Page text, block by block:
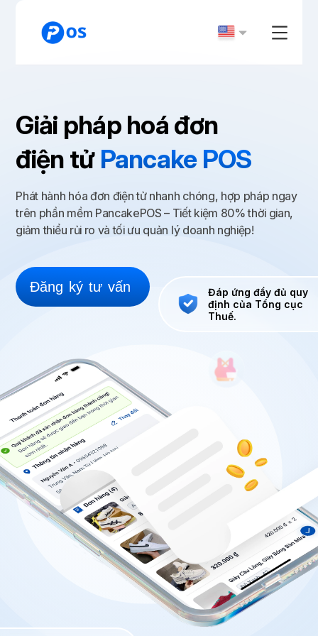
Giải pháp hoá đơn
điện tử Pancake POS
Phát hành hóa đơn điện tử nhanh chóng, hợp pháp ngay
trên phần mềm PancakePOS – Tiết kiệm 80% thời gian,
giảm thiểu rủi ro và tối ưu quản lý doanh nghiệp!
Đăng ký tư vấn
Đáp ứng đầy đủ quy
định của Tổng cục
Thuế.